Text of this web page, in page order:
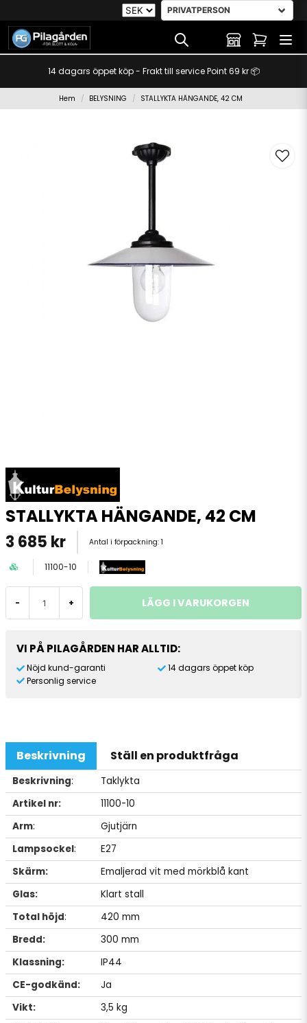
14 dagars öppet köp - Frakt till service Point 69 kr 📦
Hem BELYSNING STALLYKTA HÄNGANDE, 42 CM
STALLYKTA HÄNGANDE, 42 CM
3 685 kr Antal i förpackning: 1
11100-10
- + LÄGG I VARUKORGEN
VI PÅ PILAGÅRDEN HAR ALLTID:
Nöjd kund-garanti
Personlig service
14 dagars öppet köp
Beskrivning Ställ en produktfråga
Beskrivning:
Taklykta
Artikel nr:
11100-10
Arm:
Gjutjärn
Lampsockel:
E27
Skärm:
Emaljerad vit med mörkblå kant
Glas:
Klart stall
Total höjd:
420 mm
Bredd:
300 mm
Klassning:
IP44
CE-godkänd:
Ja
Vikt:
3,5 kg